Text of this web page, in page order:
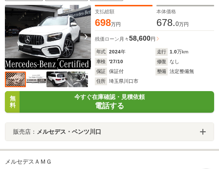
支払総額
698万円
本体価格
678.0万円
残価ローン 月々58,600円
年式 2024年 走行 1.0万km
車検
'27/10 修復
なし
保証
保証付 整備
法定整備無
住所
埼玉県川口市
無
料
今すぐ在庫確認・見積依頼
電話する
販売店： メルセデス・ベンツ川口
メルセデスＡＭＧ